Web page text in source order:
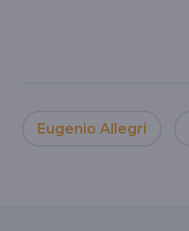
Eugenio Allegri